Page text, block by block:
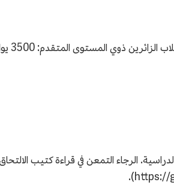
- معيار نفقات
الرجاء التمعن في قراءة كتيب